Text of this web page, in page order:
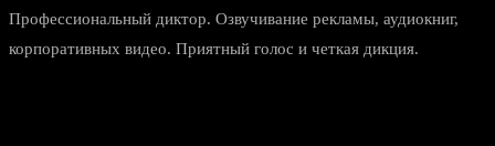
Профессиональный диктор. Озвучивание рекламы, аудиокниг,
корпоративных видео. Приятный голос и четкая дикция.